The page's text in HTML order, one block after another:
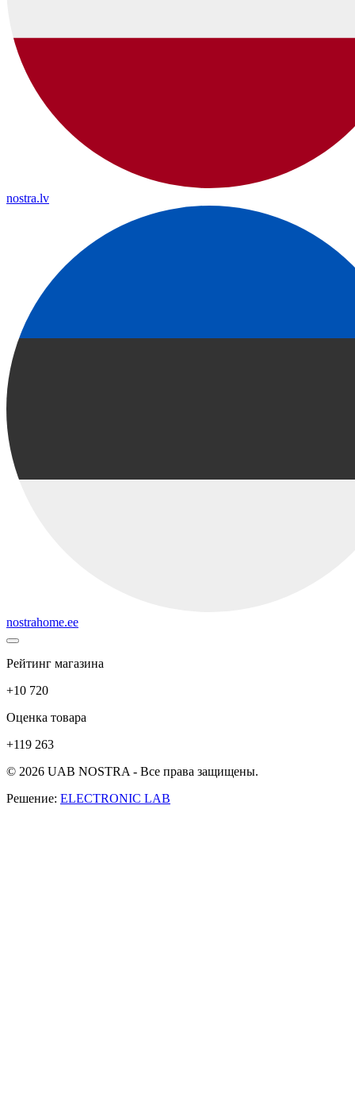
nostra.lv
nostrahome.ee
Рейтинг магазина
+10 720
Оценка товара
+119 263
© 2026 UAB NOSTRA - Все права защищены.
Решение: ELECTRONIC LAB